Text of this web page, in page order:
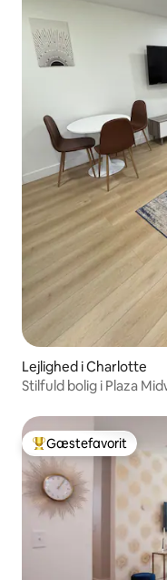
Lejlighed i Charlotte
Stilfuld bolig i Plaza
Bedste gæstefavorit
Gæstefavorit